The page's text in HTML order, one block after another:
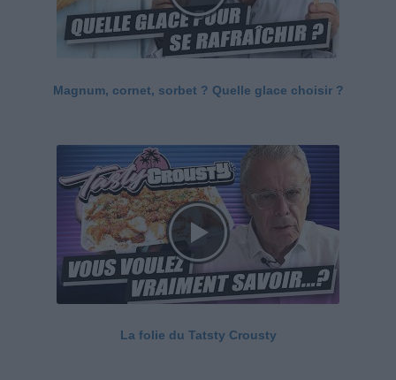
Magnum, cornet, sorbet ? Quelle glace choisir ?
La folie du Tatsty Crousty